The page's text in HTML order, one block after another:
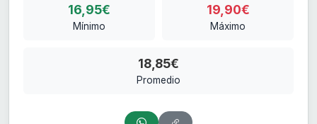
16,95€
Mínimo
19,90€
Máximo
18,85€
Promedio